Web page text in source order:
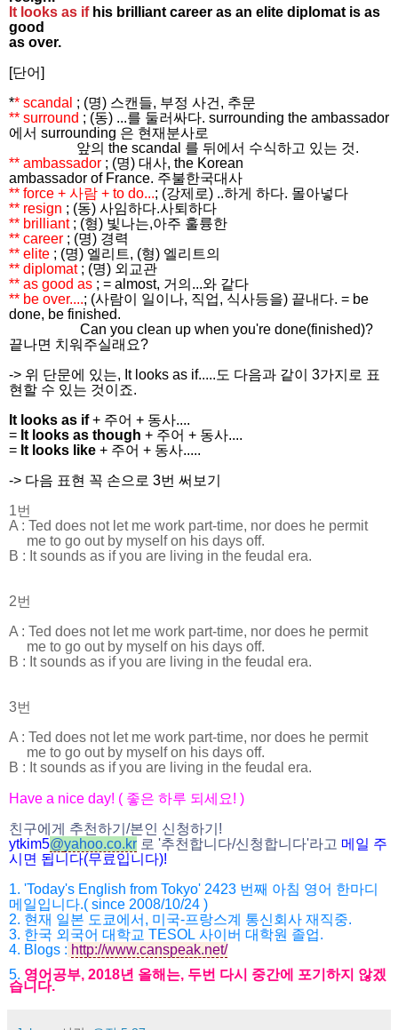
It looks as if his brilliant career as an elite diplomat is as
good
as over.
[단어]
** scandal ; (명) 스캔들, 부정 사건, 추문
** surround ; (동) ...를 둘러싸다. surrounding the ambassador
에서 surrounding 은 현재분사로
앞의 the scandal 를 뒤에서 수식하고 있는 것.
** ambassador ; (명) 대사, the Korean
ambassador ofFrance. 주불한국대사
** force + 사람 + to do...; (강제로) ..하게 하다. 몰아넣다
** resign ; (동) 사임하다.사퇴하다
** brilliant ; (형) 빛나는,아주 훌륭한
** career ; (명) 경력
** elite ; (명) 엘리트, (형) 엘리트의
** diplomat ; (명) 외교관
** as good as ; = almost, 거의...와 같다
** be over....; (사람이 일이나, 직업, 식사등을) 끝내다. = be
done, be finished.
Can you clean up when you're done(finished)?
끝나면 치워주실래요?
-> 위 단문에 있는, It looks as if.....도 다음과 같이 3가지로 표
현할 수 있는 것이죠.
It looks as if+ 주어 + 동사....
= It looks as though + 주어 + 동사....
= It looks like + 주어 + 동사.....
-> 다음 표현 꼭 손으로 3번 써보기
1번
A : Ted does not let me work part-time, nor does he permit
me to go out by myself on his days off.
B : It sounds as ifyou are living in the feudal era.
2번
A : Ted does not let me work part-time, nor does he permit
me to go out by myself on his days off.
B : It sounds as ifyou are living in the feudal era.
3번
A : Ted does not let me work part-time, nor does he permit
me to go out by myself on his days off.
B : It sounds as ifyou are living in the feudal era.
Have a nice day! ( 좋은 하루 되세요! )
친구에게 추천하기 /본인 신청하기 !
ytkim5@yahoo.co.kr 로 '추천합니다/신청합니다'라고 메일 주
시면 됩니다(무료입니다)!
1. 'Today's English from Tokyo' 2423 번째 아침 영어 한마디
메일입니다.( since 2008/10/24 )
2. 현재 일본 도쿄에서 , 미국-프랑스계 통신회사 재직중.
3. 한국 외국어 대학교 TESOL 사이버 대학원 졸업.
4. Blogs : http://www.canspeak.net/
5. 영어공부, 2018년 올해는, 두번 다시 중간에 포기하지 않겠
습니다.